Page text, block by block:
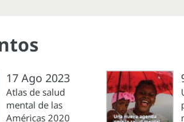
17 Ago 2023
Atlas de salud
mental de las
Américas 2020